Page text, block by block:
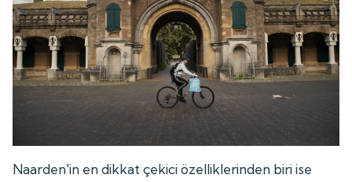
Naarden'in en dikkat çekici özelliklerinden biri ise